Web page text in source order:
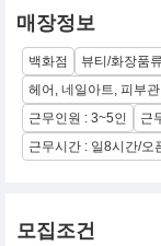
티 로더, 랩시리즈,
운, 아베다, 조말론,
드가 수입되고 있다
매장정보
백화점
뷰티/화장품류
헤어, 네일아트, 피부
근무인원 : 3~5인
근
근무시간 : 일8시간/오
모집조건